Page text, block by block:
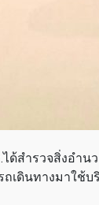
ด้สำรวจสิ่งอำ
เดินทางมาใช้บ